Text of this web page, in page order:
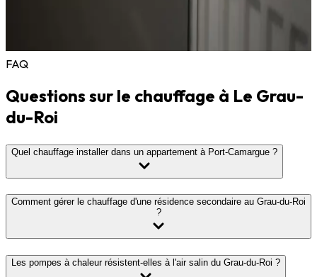
FAQ
Questions sur le chauffage à Le Grau-
du-Roi
Quel chauffage installer dans un appartement à Port-Camargue ?
Comment gérer le chauffage d'une résidence secondaire au Grau-du-Roi
?
Les pompes à chaleur résistent-elles à l'air salin du Grau-du-Roi ?